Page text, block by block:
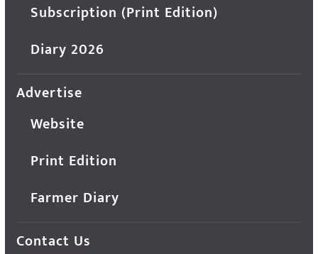
Subscription (Print Edition)
Diary 2026
Advertise
Website
Print Edition
Farmer Diary
Contact Us